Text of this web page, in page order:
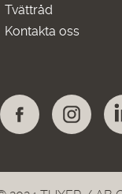
Tvättråd
Kontakta oss